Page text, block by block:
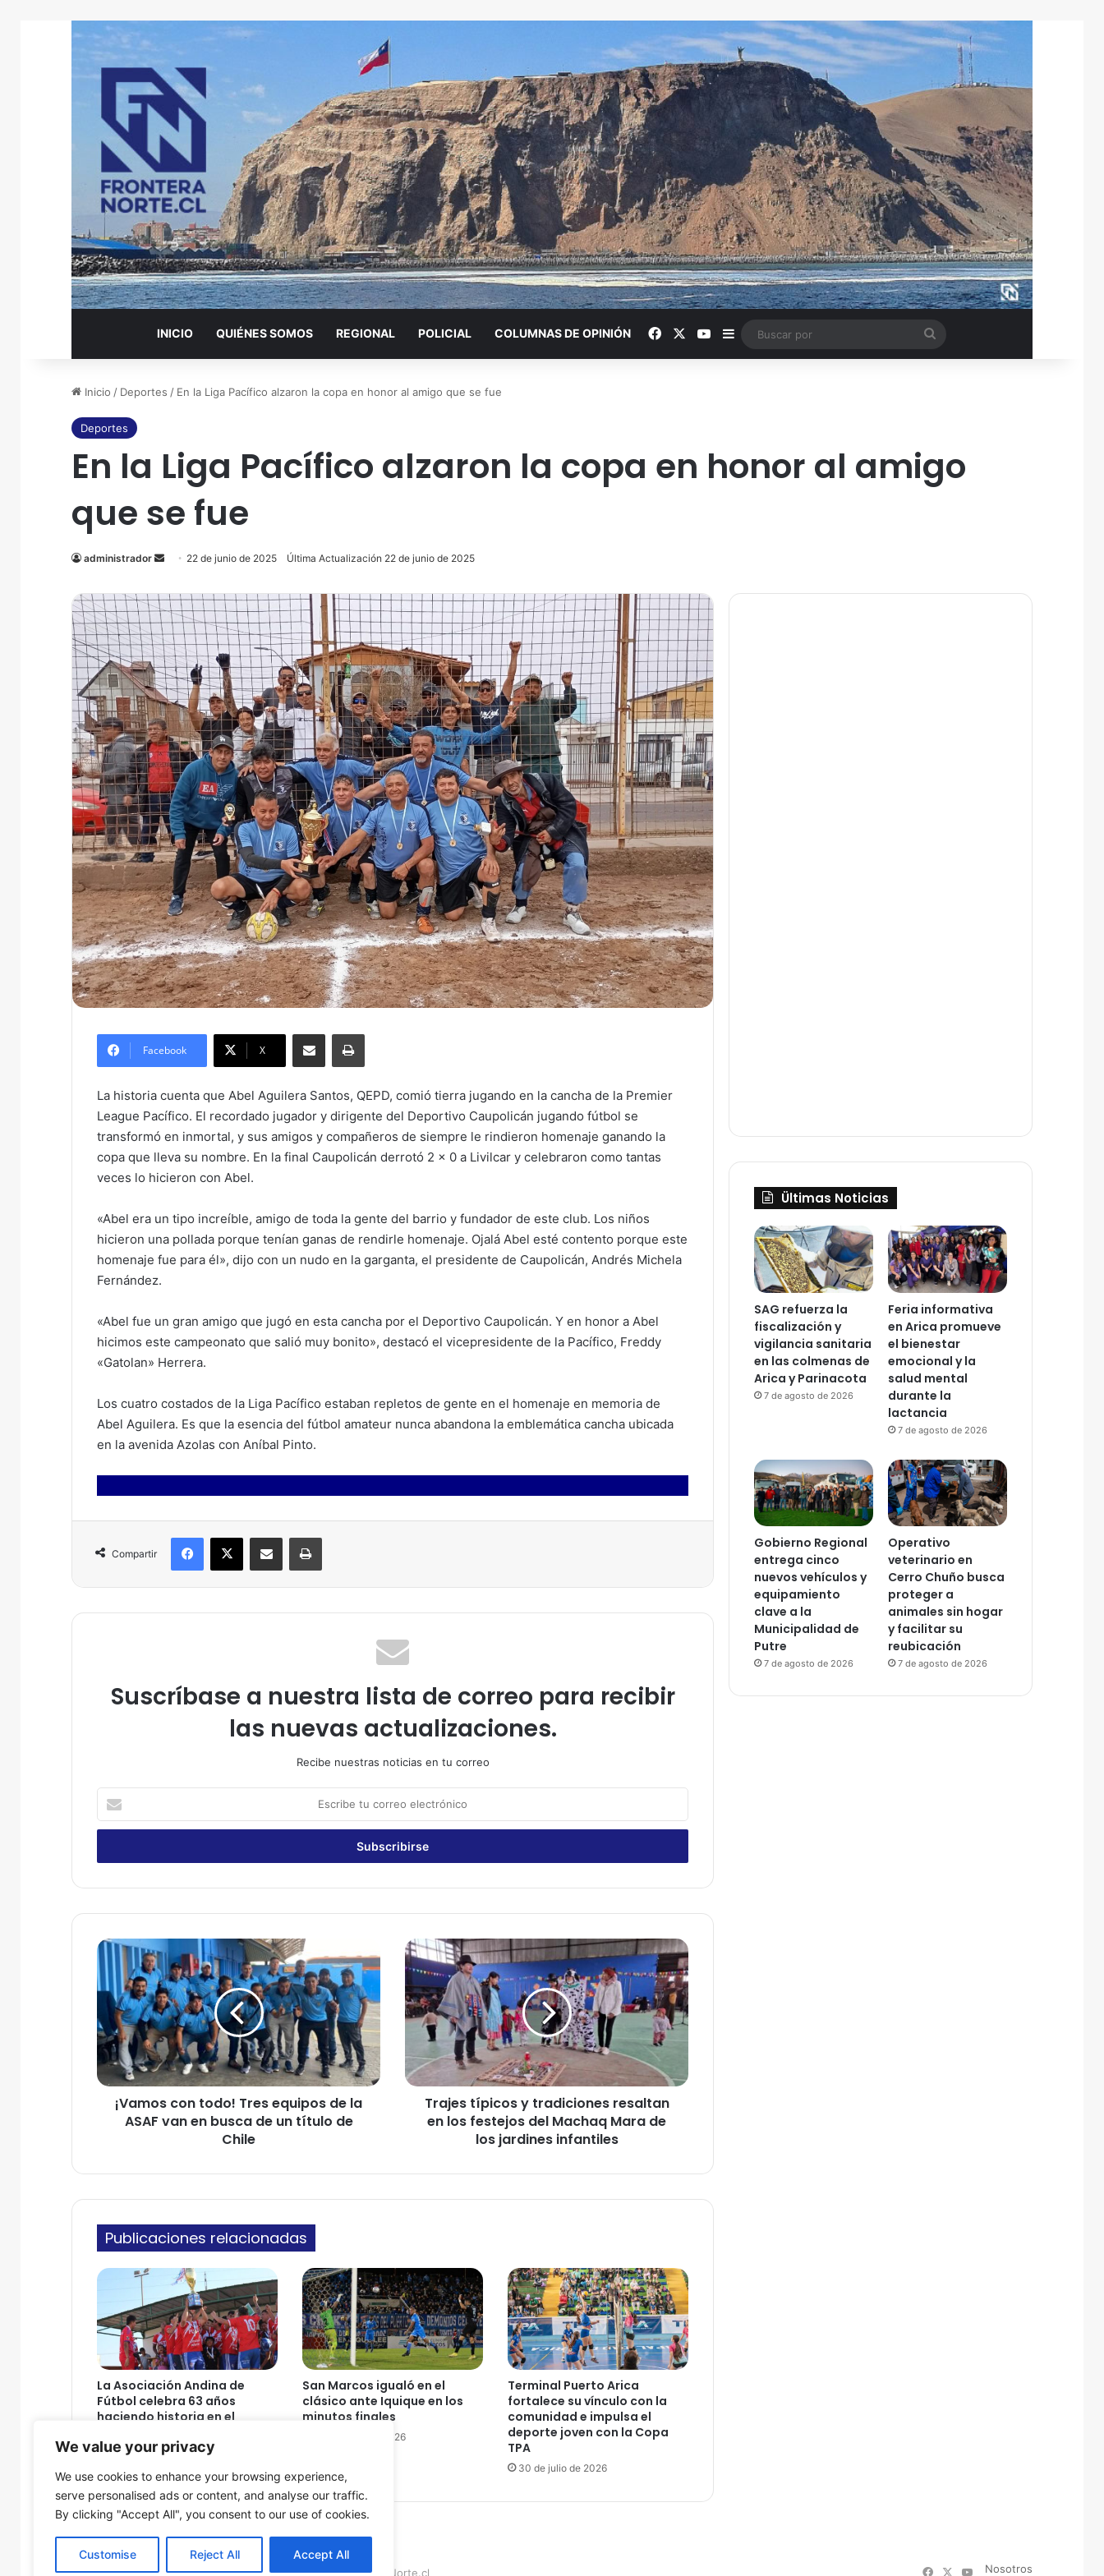
We value your privacy
We use cookies to enhance your browsing experience,
serve personalised ads or content, and analyse our traffic.
By clicking "Accept All", you consent to our use of cookies.
Customise Reject All Accept All
INICIO QUIÉNES SOMOS REGIONAL POLICIAL COLUMNAS DE OPINIÓN Facebook YouTubeBarra lateral
por
Inicio / Deportes / En la Liga Pacífico alzaron la copa en honor al amigo que se fue
Deportes
En la Liga Pacífico alzaron la copa en honor al amigo
que se fue
administrador
Send
email
22 de junio de 2025 Última Actualización 22 de junio de 2025
Facebook X
La historia cuenta que Abel Aguilera Santos, QEPD, comió tierra jugando en la cancha de la Premier
League Pacífico. El recordado jugador y dirigente del Deportivo Caupolicán jugando fútbol se
transformó en inmortal, y sus amigos y compañeros de siempre le rindieron homenaje ganando la
copa que lleva su nombre. En la final Caupolicán derrotó 2 x 0 a Livilcar y celebraron como tantas
veces lo hicieron con Abel.
«Abel era un tipo increíble, amigo de toda la gente del barrio y fundador de este club. Los niños
hicieron una pollada porque tenían ganas de rendirle homenaje. Ojalá Abel esté contento porque este
homenaje fue para él», dijo con un nudo en la garganta, el presidente de Caupolicán, Andrés Michela
Fernández.
«Abel fue un gran amigo que jugó en esta cancha por el Deportivo Caupolicán. Y en honor a Abel
hicimos este campeonato que salió muy bonito», destacó el vicepresidente de la Pacífico, Freddy
«Gatolan» Herrera.
Los cuatro costados de la Liga Pacífico estaban repletos de gente en el homenaje en memoria de
Abel Aguilera. Es que la esencia del fútbol amateur nunca abandona la emblemática cancha ubicada
en la avenida Azolas con Aníbal Pinto.
Compartir
Suscríbase a nuestra lista de correo para recibir
las nuevas actualizaciones.
Recibe nuestras noticias en tu correo
c
i
t
c
o
r
e
o
e
n
o
¡
a
o
s
o
n
!
e
q
p
s
e
l
A
A
F
v
n
¡Vamos con todo! Tres equipos de la
ASAF van en busca de un título de
Chile
T
r
j
e
í
p
y
c
i
o
n
e
s
r
s
n
o
Trajes típicos y tradiciones resaltan
en los festejos del Machaq Mara de
los jardines infantiles
Publicaciones relacionadas
La Asociación Andina de
Fútbol celebra 63 años
haciendo historia en el
3 de agosto de 2026
San Marcos igualó en el
clásico ante Iquique en los
minutos finales
1 de agosto de 2026
Terminal Puerto Arica
fortalece su vínculo con la
comunidad e impulsa el
deporte joven con la Copa
TPA
30 de julio de 2026
Ültimas Noticias
SAG refuerza la
fiscalización y
vigilancia sanitaria
en las colmenas de
Arica y Parinacota
7 de agosto de 2026
Feria informativa
en Arica promueve
el bienestar
emocional y la
salud mental
durante la
lactancia
7 de agosto de 2026
Gobierno Regional
entrega cinco
nuevos vehículos y
equipamiento
clave a la
Municipalidad de
Putre
7 de agosto de 2026
Operativo
veterinario en
Cerro Chuño busca
proteger a
animales sin hogar
y facilitar su
reubicación
7 de agosto de 2026
© Copyright 2026, Todos los derechos reservados - FronteraNorte.cl Nosotros
FacebookYouTube